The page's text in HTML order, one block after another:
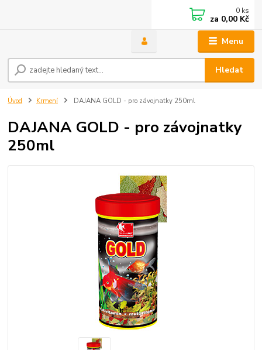
Menu
Hledat
0 ks
za 0,00 Kč
Úvod Krmení DAJANA GOLD - pro závojnatky 250ml
DAJANA GOLD - pro závojnatky
250ml